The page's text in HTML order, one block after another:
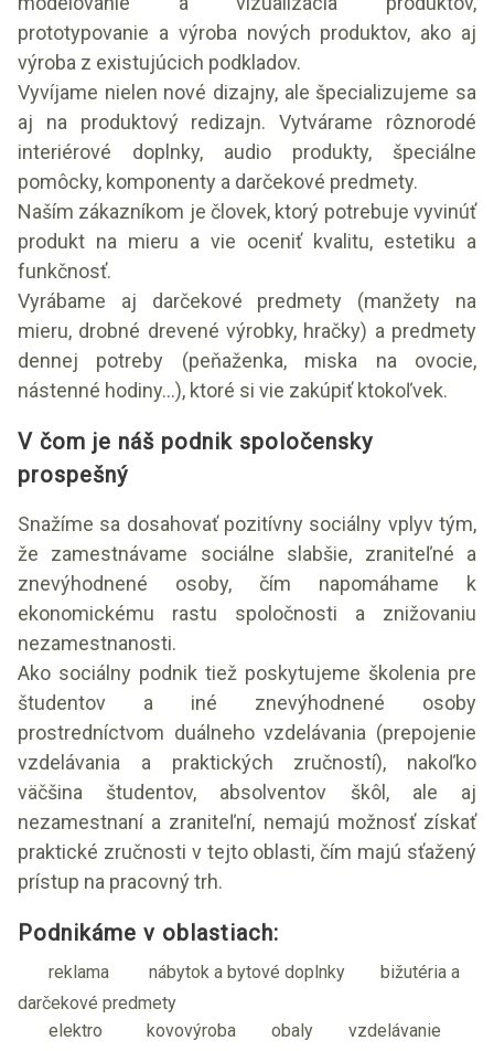
prototypovanie a výroba nových produktov, ako aj
výroba z existujúcich podkladov.
Vyvíjame nielen nové dizajny, ale špecializujeme sa
aj na produktový redizajn. Vytvárame rôznorodé
interiérové doplnky, audio produkty, špeciálne
pomôcky, komponenty a darčekové predmety.
Naším zákazníkom je človek, ktorý potrebuje vyvinúť
produkt na mieru a vie oceniť kvalitu, estetiku a
funkčnosť.
Vyrábame aj darčekové predmety (manžety na
mieru, drobné drevené výrobky, hračky) a predmety
dennej potreby (peňaženka, miska na ovocie,
nástenné hodiny…), ktoré si vie zakúpiť ktokoľvek.
V čom je náš podnik spoločensky
prospešný
Snažíme sa dosahovať pozitívny sociálny vplyv tým,
že zamestnávame sociálne slabšie, zraniteľné a
znevýhodnené osoby, čím napomáhame k
ekonomickému rastu spoločnosti a znižovaniu
nezamestnanosti.
Ako sociálny podnik tiež poskytujeme školenia pre
študentov a iné znevýhodnené osoby
prostredníctvom duálneho vzdelávania (prepojenie
vzdelávania a praktických zručností), nakoľko
väčšina študentov, absolventov škôl, ale aj
nezamestnaní a zraniteľní, nemajú možnosť získať
praktické zručnosti v tejto oblasti, čím majú sťažený
prístup na pracovný trh.
Podnikáme v oblastiach:
reklama nábytok a bytové doplnky
bižutéria a
darčekové predmety
elektro
kovovýroba obaly
vzdelávanie